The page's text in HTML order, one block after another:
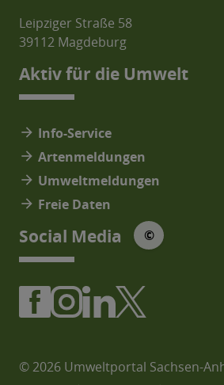
Leipziger Straße 58
39112 Magdeburg
Aktiv für die Umwelt
arrow_forward Info-Service
arrow_forward Artenmeldungen
arrow_forward Umweltmeldungen
arrow_forward Freie Daten
Social Media © © Social
© 2026 Umweltportal Sachsen-